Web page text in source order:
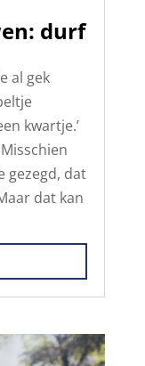
durf
al gek
kwartje.’
gezegd, dat
dat kan